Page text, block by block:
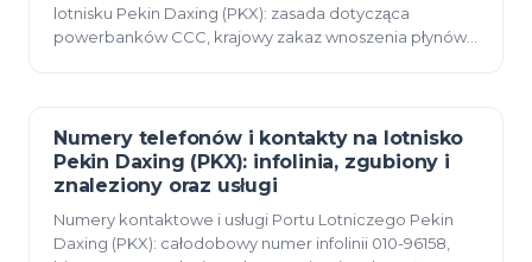
lotnisku Pekin Daxing (PKX): zasada dotycząca
powerbanków CCC, krajowy zakaz wnoszenia płynów,
08 czerwca 2026
Numery telefonów i kontakty na lotnisko
Pekin Daxing (PKX): infolinia, zgubiony i
znaleziony oraz usługi
Numery kontaktowe i usługi Portu Lotniczego Pekin
Daxing (PKX): całodobowy numer infolinii 010-96158,